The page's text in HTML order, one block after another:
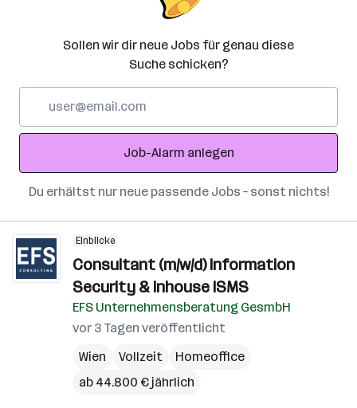
Sollen wir dir neue Jobs für genau diese
Suche schicken?
Adresse
Job-Alarm anlegen
Du erhältst nur neue passende Jobs – sonst nichts!
Einblicke
Consultant (m/w/d) Information
Security & Inhouse ISMS
EFS Unternehmensberatung GesmbH
vor 3 Tagen veröffentlicht
Wien
Vollzeit
Homeoffice
ab 44.800 € jährlich